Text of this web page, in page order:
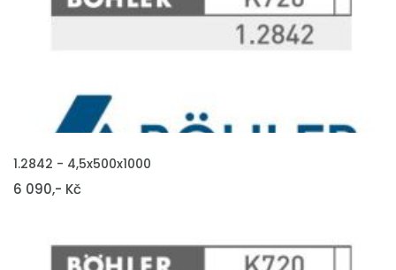
VLOŽIT DO KOŠÍKU
1.2842 - 4,5x500x1000
6 090,- Kč